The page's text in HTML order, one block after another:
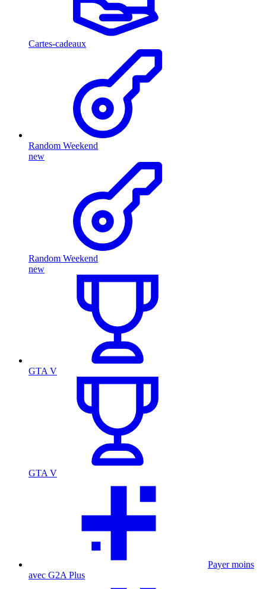
Cartes-cadeaux
Random Weekend
new
Random Weekend
new
GTA V
GTA V
Payer moins
avec G2A Plus